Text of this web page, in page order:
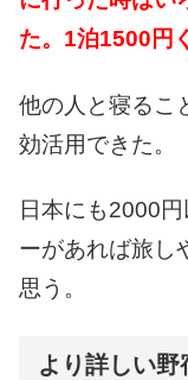
た。1泊1500円
他の人と寝るこ
効活用できた。
日本にも2000
ーがあれば旅し
思う。
より詳しい